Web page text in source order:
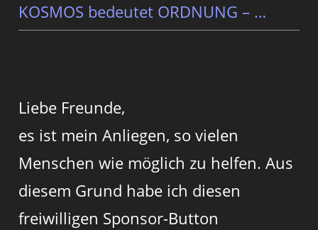
KOSMOS bedeutet ORDNUNG – …
Liebe Freunde,
es ist mein Anliegen, so vielen
Menschen wie möglich zu helfen. Aus
diesem Grund habe ich diesen
freiwilligen Sponsor-Button